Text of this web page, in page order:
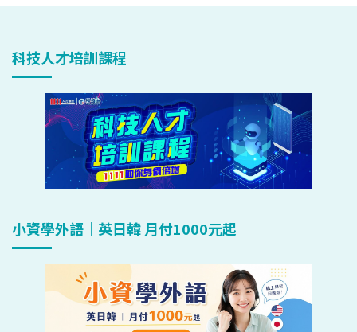
科技人才培訓課程
小資學外語｜英日韓 月付1000元起